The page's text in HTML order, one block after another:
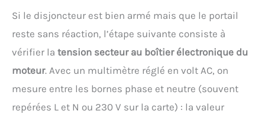
Si le disjoncteur est bien armé mais que le portail
reste sans réaction, l’étape suivante consiste à
vérifier la tension secteur au boîtier électronique du
moteur. Avec un multimètre réglé en volt AC, on
mesure entre les bornes phase et neutre (souvent
repérées L et N ou 230 V sur la carte) : la valeur